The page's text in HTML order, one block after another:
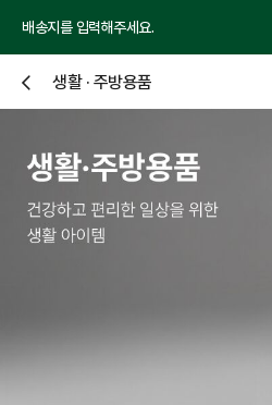
배송지를 입력해주세요.
닫
기
생활 · 주방용품